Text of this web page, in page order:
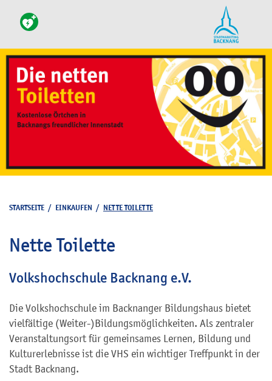
STARTSEITE / EINKAUFEN / NETTE TOILETTE
Nette Toilette
Volkshochschule Backnang e.V.
Die Volkshochschule im Backnanger Bildungshaus bietet
vielfältige (Weiter-)Bildungsmöglichkeiten. Als zentraler
Veranstaltungsort für gemeinsames Lernen, Bildung und
Kulturerlebnisse ist die VHS ein wichtiger Treffpunkt in der
Stadt Backnang.